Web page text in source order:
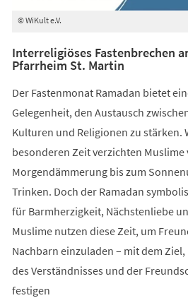
© WiKult e.V.
Interreligiöses Fastenbrechen
Pfarrheim St. Martin
Der Fastenmonat Ramadan bietet
Gelegenheit, den Austausch
Kulturen und Religionen zu stärken.
besonderen Zeit verzichten Muslime
Morgendämmerung bis zum
Trinken. Doch der Ramadan
für Barmherzigkeit, Nächstenliebe
Muslime nutzen diese Zeit, um
Nachbarn einzuladen – mit dem
des Verständnisses und der
festigen